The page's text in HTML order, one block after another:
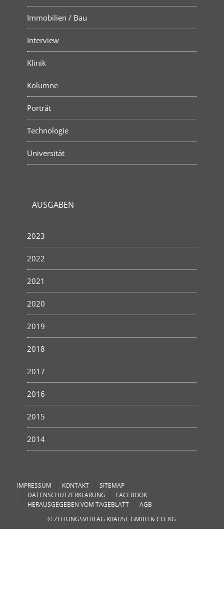
Immobilien / Bau
Interview
Klinik
Kolumne
Porträt
Technologie
Universität
AUSGABEN
2023
2022
2021
2020
2019
2018
2017
2016
2015
2014
IMPRESSUM KONTAKT
SITEMAP
DATENSCHUTZERKLÄRUNG
FACEBOOK
HERAUSGEGEBEN VOM TAGEBLATT
AGB
© ZEITUNGSVERLAG KRAUSE GMBH & CO. KG